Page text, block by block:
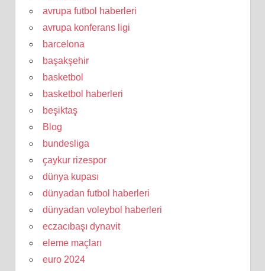
avrupa futbol haberleri
avrupa konferans ligi
barcelona
başakşehir
basketbol
basketbol haberleri
beşiktaş
Blog
bundesliga
çaykur rizespor
dünya kupası
dünyadan futbol haberleri
dünyadan voleybol haberleri
eczacıbaşı dynavit
eleme maçları
euro 2024